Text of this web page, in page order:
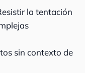
la tentación
sin contexto de